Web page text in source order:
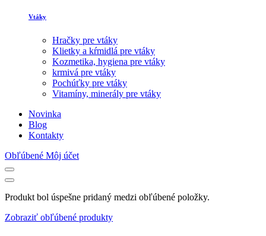
Vtáky
Hračky pre vtáky
Klietky a kŕmidlá pre vtáky
Kozmetika, hygiena pre vtáky
krmivá pre vtáky
Pochúťky pre vtáky
Vitamíny, minerály pre vtáky
Novinka
Blog
Kontakty
Obľúbené Môj účet
Produkt bol úspešne pridaný medzi obľúbené položky.
Zobraziť obľúbené produkty